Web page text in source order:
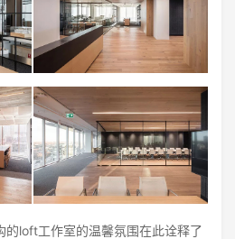
的loft工作室的温馨氛围在此诠释了